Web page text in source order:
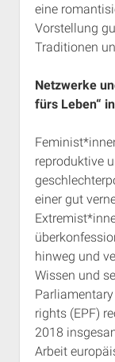
eine
Vorstellung
Traditionen
Netzwerke
fürs Leben“
reproduktive
einer gut
hinweg und
Wissen und
rights (EPF)
2018
Arbeit